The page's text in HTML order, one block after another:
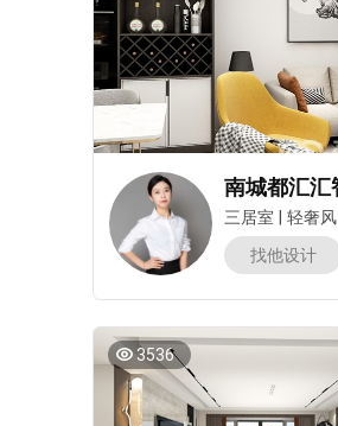
三居室 轻奢风
找他设计
3536